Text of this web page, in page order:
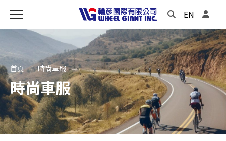
EN
首頁 時尚車服
時尚車服